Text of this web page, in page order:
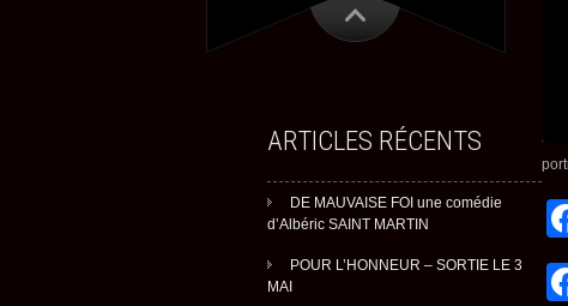
ARTICLES RÉCENTS
DE MAUVAISE FOI une comédie
d’Albéric SAINT MARTIN
POUR L’HONNEUR – SORTIE LE 3
MAI